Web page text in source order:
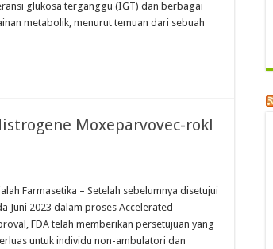
glukosa terganggu (IGT) dan berbagai
metabolik, menurut temuan dari sebuah
Moxeparvovec-rokl
Farmasetika – Setelah sebelumnya disetujui
Juni 2023 dalam proses Accelerated
FDA telah memberikan persetujuan yang
untuk individu non-ambulatori dan